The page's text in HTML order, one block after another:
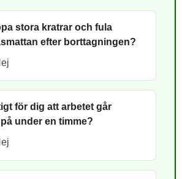
stora kratrar och fula
efter borttagningen?
för dig att arbetet går
under en timme?